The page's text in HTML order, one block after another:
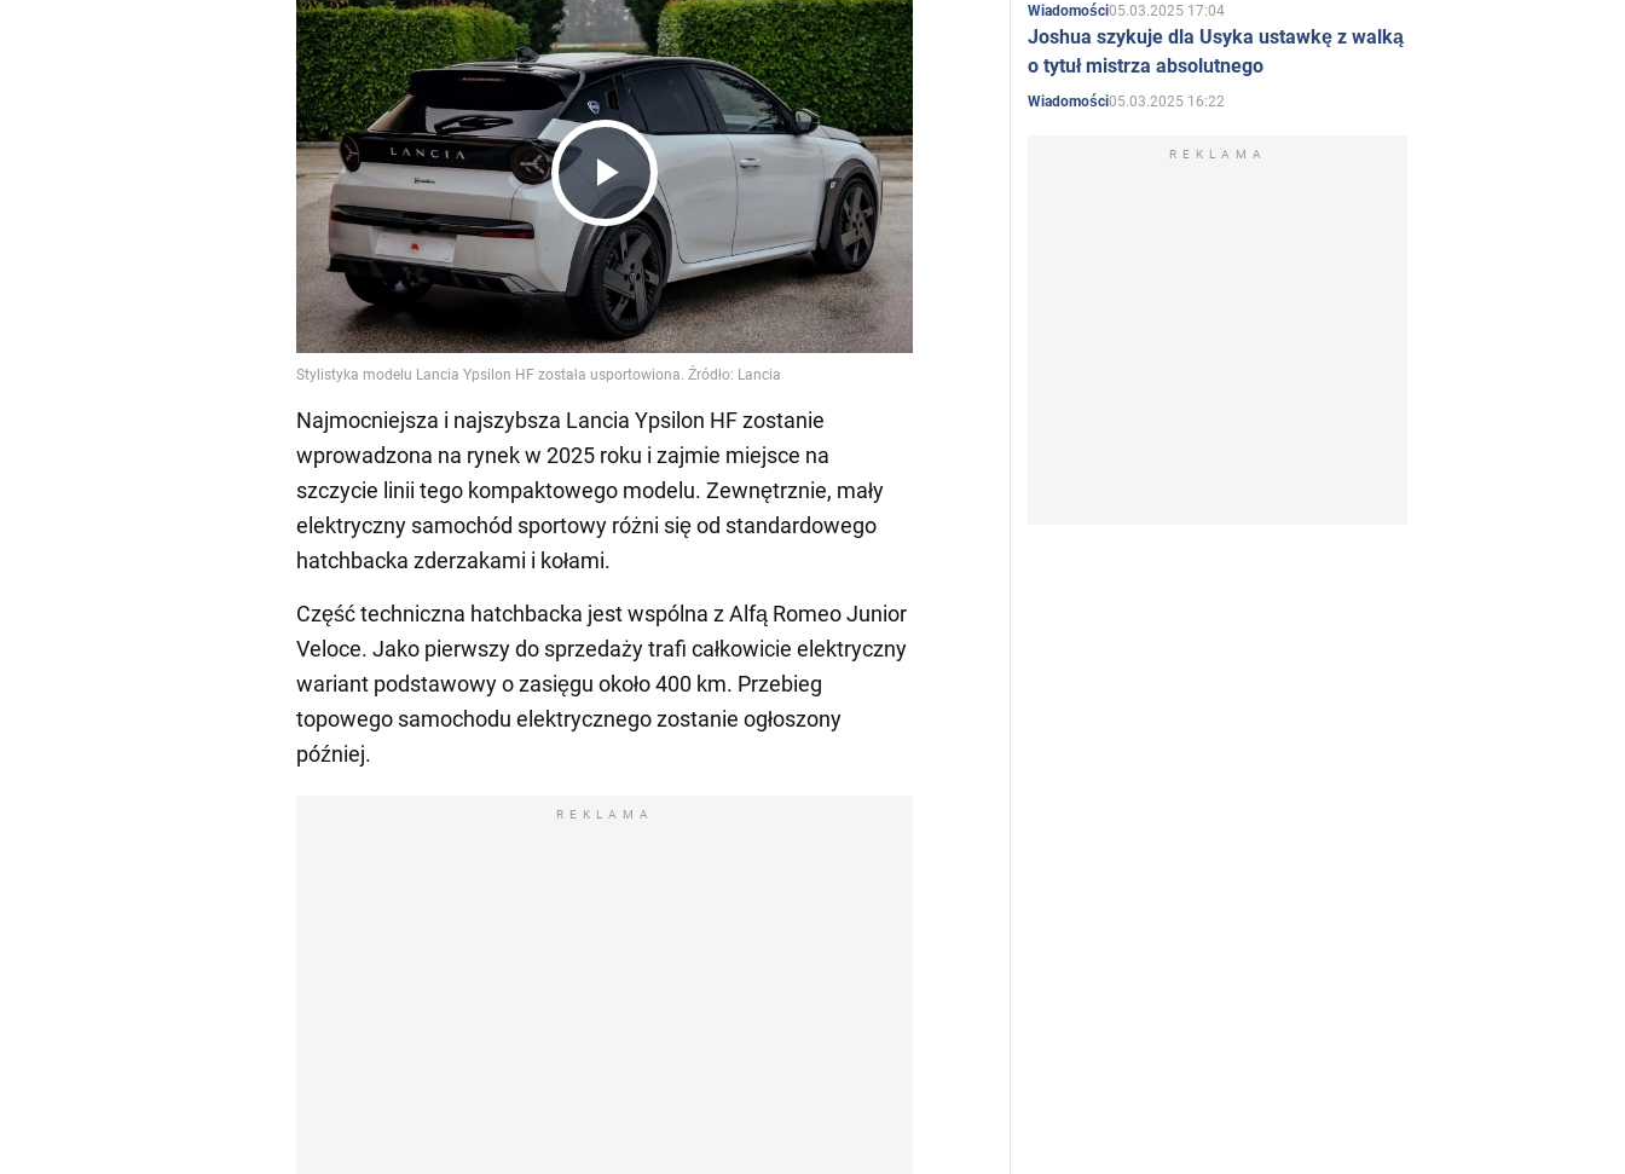
Play
Video
Najmocniejsza i najszybsza Lancia Ypsilon HF zostanie
wprowadzona na rynek w 2025 roku i zajmie miejsce na
szczycie linii tego kompaktowego modelu. Zewnętrznie, mały
elektryczny samochód sportowy różni się od standardowego
hatchbacka zderzakami i kołami.
Część techniczna hatchbacka jest wspólna z Alfą Romeo Junior
Veloce. Jako pierwszy do sprzedaży trafi całkowicie elektryczny
wariant podstawowy o zasięgu około 400 km. Przebieg
topowego samochodu elektrycznego zostanie ogłoszony
później.
REKLAMA
Wiadomości05.03.2025 17:04
Joshua szykuje dla Usyka ustawkę z walką
o tytuł mistrza absolutnego
Wiadomości05.03.2025 16:22
REKLAMA